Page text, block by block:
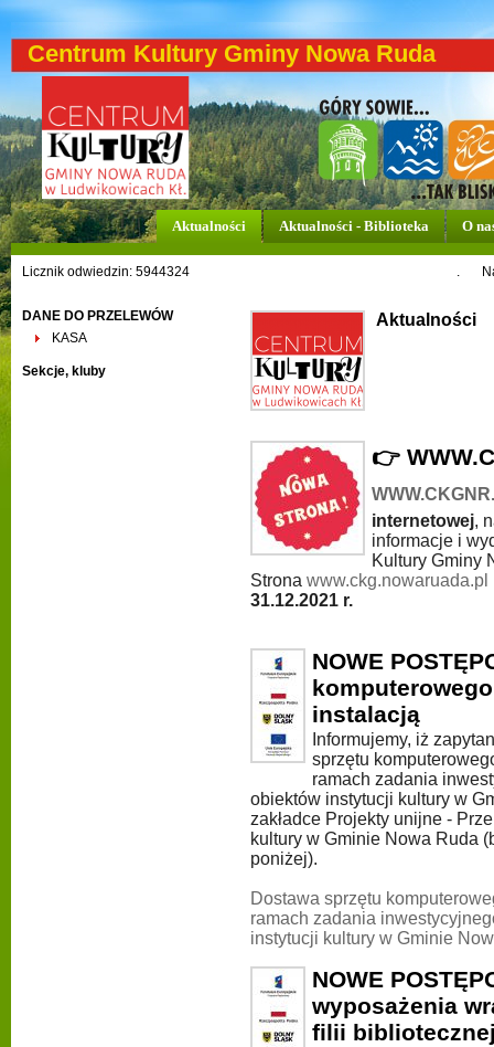
Centrum Kultury Gminy Nowa Ruda
Aktualności Aktualności - Biblioteka O
Licznik odwiedzin: 5944324 .
DANE DO PRZELEWÓW
KASA
Sekcje, kluby
Aktualności
👉
internetowej,
informacje i
Kultury Gminy
Strona www.ckg.nowaruada.pl
31.12.2021 r.
NOWE
instalacją
Informujemy, iż
sprzętu
ramach zadania
obiektów instytucji kultury w
zakładce Projekty unijne -
kultury w Gminie Nowa Ruda
poniżej).
Dostawa sprzętu
ramach zadania
instytucji kultury w Gminie
NOWE
wyposażenia
filii